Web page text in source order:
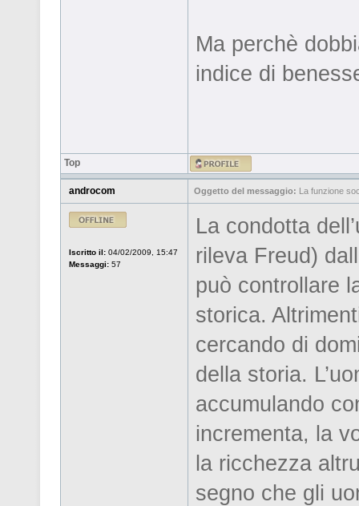
Ma perchè
indice di
Top
androcom Oggetto del messaggio: La funzione
Iscritto il: 04/02/2009, 15:47
Messaggi: 57
La condotta
rileva Freud)
può controllare
storica.
cercando di
della storia.
accumulando
incrementa, la
la ricchezza
segno che gli